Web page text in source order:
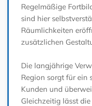
Regelmäßige
sind hier
Räumlichkeiten
zusätzlichen
Die langjährige
Region sorgt für ein
Kunden und
Gleichzeitig lässt